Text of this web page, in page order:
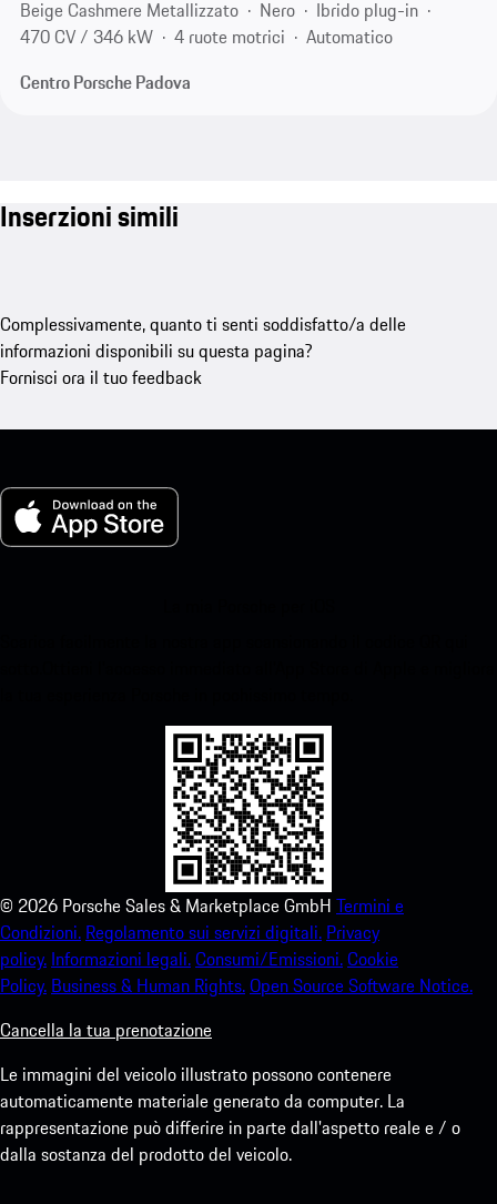
Beige Cashmere Metallizzato
Nero
Ibrido plug-in
470 CV / 346 kW
4 ruote motrici
Automatico
Centro Porsche Padova
Inserzioni simili
Complessivamente, quanto ti senti soddisfatto/a delle
informazioni disponibili su questa pagina?
Fornisci ora il tuo feedback
© 2026 Porsche Sales & Marketplace GmbH Termini e
Condizioni. Regolamento sui servizi digitali. Privacy
policy. Informazioni legali.Consumi/Emissioni.Cookie
Policy. Business & Human Rights.Open Source Software Notice.
Cancella la tua prenotazione
Le immagini del veicolo illustrato possono contenere
automaticamente materiale generato da computer. La
rappresentazione può differire in parte dall'aspetto reale e / o
dalla sostanza del prodotto del veicolo.